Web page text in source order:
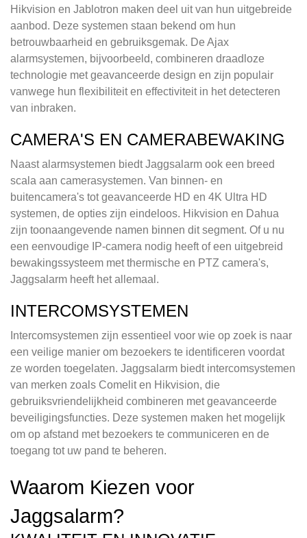
Hikvision en Jablotron maken deel uit van hun uitgebreide
aanbod. Deze systemen staan bekend om hun
betrouwbaarheid en gebruiksgemak. De Ajax
alarmsystemen, bijvoorbeeld, combineren draadloze
technologie met geavanceerde design en zijn populair
vanwege hun flexibiliteit en effectiviteit in het detecteren
van inbraken.
CAMERA'S EN CAMERABEWAKING
Naast alarmsystemen biedt Jaggsalarm ook een breed
scala aan camerasystemen. Van binnen- en
buitencamera's tot geavanceerde HD en 4K Ultra HD
systemen, de opties zijn eindeloos. Hikvision en Dahua
zijn toonaangevende namen binnen dit segment. Of u nu
een eenvoudige IP-camera nodig heeft of een uitgebreid
bewakingssysteem met thermische en PTZ camera's,
Jaggsalarm heeft het allemaal.
INTERCOMSYSTEMEN
Intercomsystemen zijn essentieel voor wie op zoek is naar
een veilige manier om bezoekers te identificeren voordat
ze worden toegelaten. Jaggsalarm biedt intercomsystemen
van merken zoals Comelit en Hikvision, die
gebruiksvriendelijkheid combineren met geavanceerde
beveiligingsfuncties. Deze systemen maken het mogelijk
om op afstand met bezoekers te communiceren en de
toegang tot uw pand te beheren.
Waarom Kiezen voor
Jaggsalarm?